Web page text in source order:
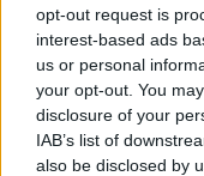
opt-out request is
interest-based ads
us or personal
your opt-out. You
disclosure of your
IAB’s list of
also be disclosed by
Su verslininkais
nepainioję: miške
Žinios | Lietuvos